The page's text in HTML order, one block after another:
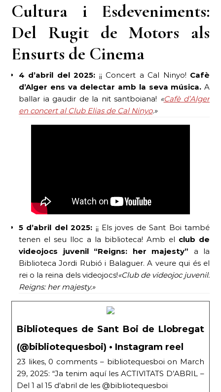
Cultura i Esdeveniments:
Del Rugit de Motors als
Ensurts de Cinema
4 d’abril del 2025: ¡¡ Concert a Cal Ninyo! Cafè
d’Alger ens va delectar amb la seva música. A
ballar ia gaudir de la nit santboiana! «Cafè d’Alger
en concert al Club Elias de Cal Ninyo.»
5 d’abril del 2025: ¡¡ Els joves de Sant Boi també
tenen el seu lloc a la biblioteca! Amb el club de
videojocs juvenil “Reigns: her majesty” a la
Biblioteca Jordi Rubió i Balaguer. A veure qui és el
rei o la reina dels videojocs!«Club de videojoc juvenil:
Reigns: her majesty.»
Biblioteques de Sant Boi de Llobregat
(@bibliotequesboi) • Instagram reel
23 likes, 0 comments – bibliotequesboi on March
29, 2025: “Ja tenim aquí les ACTIVITATS D’ABRIL –
Del 1 al 15 d’abril de les @bibliotequesboi